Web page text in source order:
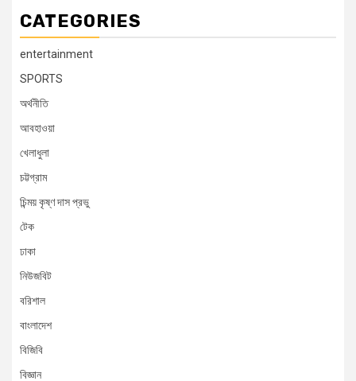
CATEGORIES
entertainment
SPORTS
অর্থনীতি
আবহাওয়া
খেলাধুলা
চট্টগ্রাম
চিন্ময় কৃষ্ণ দাস প্রভু
টেক
ঢাকা
নিউজবিট
বরিশাল
বাংলাদেশ
বিজিবি
বিজ্ঞান